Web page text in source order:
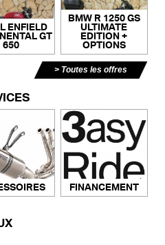
ENFIELD
GT
650
BMW R 1250 GS
ULTIMATE
EDITION +
OPTIONS
Toutes les offres
FINANCEMENT